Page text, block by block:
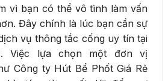
vì bạn có thể vô tình làm vấn
Đây chính là lúc bạn cần sự
vụ thông tắc cống uy tín tại
Việc lựa chọn một đơn vị
Công ty Hút Bể Phốt Giá Rẻ